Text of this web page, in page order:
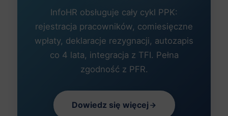
InfoHR obsługuje cały cykl PPK:
rejestracja pracowników, comiesięczne
wpłaty, deklaracje rezygnacji, autozapis
co 4 lata, integracja z TFI. Pełna
zgodność z PFR.
Dowiedz się więcej